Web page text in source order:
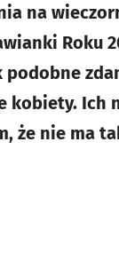
na
Roku
podobne
kobiety. Ich
że nie ma